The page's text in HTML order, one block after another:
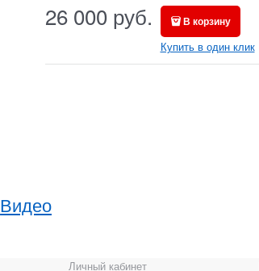
26 000 руб. В корзину
Купить в один клик
Видео
Личный кабинет